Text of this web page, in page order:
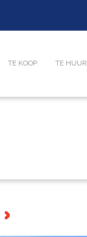
TE KOOP TE HUUR